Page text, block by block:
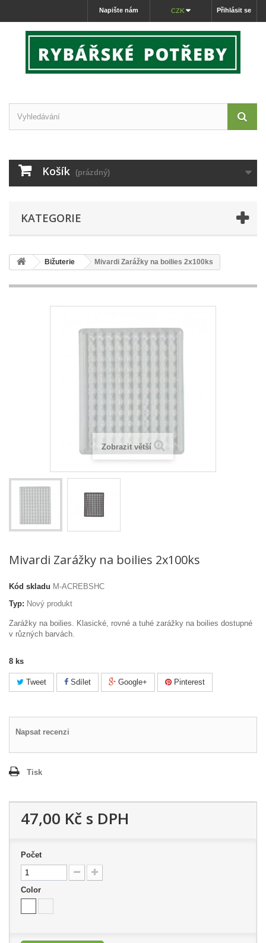
Přihlásit se
CZK
Napište nám
Košík (prázdný)
KATEGORIE
Bižuterie Mivardi Zarážky na boilies 2x100ks
Zobrazit větší
Mivardi Zarážky na boilies 2x100ks
Kód skladu M-ACREBSHC
Typ: Nový produkt
Zarážky na boilies. Klasické, rovné a tuhé zarážky na boilies dostupné
v různých barvách.
8 ks
Tweet Sdílet Google+ Pinterest
Napsat recenzi
Tisk
47,00 Kč s DPH
Počet
Color